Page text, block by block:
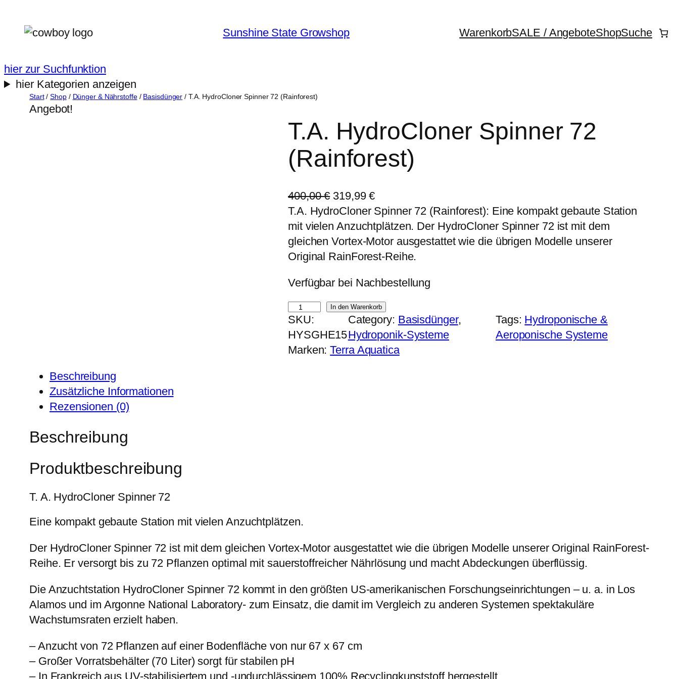
Inhalt
Sunshine State Growshop WarenkorbSALE / AngeboteShopSuche
hier zur Suchfunktion
hier Kategorien anzeigen
Start/Shop/ Dünger & Nährstoffe/ Basisdünger / T.A. HydroCloner Spinner 72 (Rainforest)
Angebot!
T.A. HydroCloner Spinner 72
(Rainforest)
400,00€ U
r
s
p
r
n
g
i
c
4
0
,
0
€
319,99€A
k
t
u
e
l
e
r
P
r
9
.
T.A. HydroCloner Spinner 72 (Rainforest): Eine kompakt gebaute Station
mit vielen Anzuchtplätzen. Der HydroCloner Spinner 72 ist mit dem
gleichen Vortex-Motor ausgestattet wie die übrigen Modelle unserer
Original­ RainForest-Reihe.
Verfügbar bei Nachbestellung
T
.
A
.
r
p
i
n
e
7
2
(
In den Warenkorb
SKU:
HYSGHE15
Category: Basisdünger
Hydroponik-Systeme
Tags: Hydroponische &
Aeroponische Systeme
Marken:Terra Aquatica
Beschreibung
Zusätzliche Informationen
Rezensionen (0)
Beschreibung
Produktbeschreibung
T. A. HydroCloner Spinner 72
Eine kompakt gebaute Station mit vielen Anzuchtplätzen.
Der HydroCloner Spinner 72 ist mit dem gleichen Vortex-Motor ausgestattet wie die übrigen Modelle unserer Original­ RainForest-
Reihe. Er versorgt bis zu 72 Pflanzen optimal mit sauerstoffreicher Nährlösung und macht Abdeckungen überflüssig.
Die Anzuchtstation HydroCloner Spinner 72 kommt in den größten US-amerikanischen Forschungseinrichtungen – u. a. in Los
Alamos und im Argonne National Laboratory- zum Einsatz, die damit im Vergleich zu anderen Systemen spektakuläre
Wachstumsraten erzielt haben.
– Anzucht von 72 Pflanzen auf einer Bodenfläche von nur 67 x 67 cm
– Großer Vorratsbehälter (70 Liter) sorgt für stabilen pH
– In Frankreich aus UV-stabilisiertem und -undurchlässigem 100% Recyclingkunststoff hergestellt